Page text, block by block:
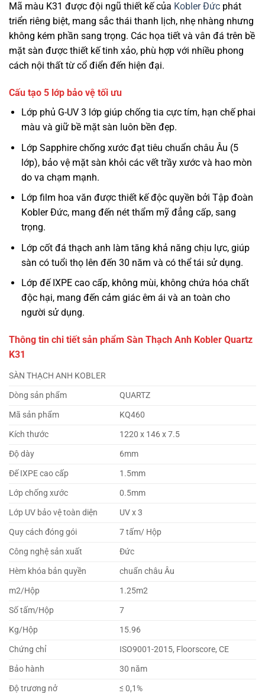
Mã màu K31 được đội ngũ thiết kế của Kobler Đức phát
triển riêng biệt, mang sắc thái thanh lịch, nhẹ nhàng nhưng
không kém phần sang trọng. Các họa tiết và vân đá trên bề
mặt sàn được thiết kế tinh xảo, phù hợp với nhiều phong
cách nội thất từ cổ điển đến hiện đại.
Cấu tạo 5 lớp bảo vệ tối ưu
Lớp phủ G-UV 3 lớp giúp chống tia cực tím, hạn chế phai
màu và giữ bề mặt sàn luôn bền đẹp.
Lớp Sapphire chống xước đạt tiêu chuẩn châu Âu (5
lớp), bảo vệ mặt sàn khỏi các vết trầy xước và hao mòn
do va chạm mạnh.
Lớp film hoa văn được thiết kế độc quyền bởi Tập đoàn
Kobler Đức, mang đến nét thẩm mỹ đẳng cấp, sang
trọng.
Lớp cốt đá thạch anh làm tăng khả năng chịu lực, giúp
sàn có tuổi thọ lên đến 30 năm và có thể tái sử dụng.
Lớp đế IXPE cao cấp, không mùi, không chứa hóa chất
độc hại, mang đến cảm giác êm ái và an toàn cho
người sử dụng.
Thông tin chi tiết sản phẩm Sàn Thạch Anh Kobler Quartz
K31
SÀN THẠCH ANH KOBLER
Dòng sản phẩm
QUARTZ
Mã sản phẩm
KQ460
Kích thước
1220 x 146 x 7.5
Độ dày
6mm
Đế IXPE cao cấp
1.5mm
Lớp chống xước
0.5mm
Lớp UV bảo vệ toàn diện
UV x 3
Quy cách đóng gói
7 tấm/ Hộp
Công nghệ sản xuất
Đức
Hèm khóa bản quyền
chuẩn châu Âu
m2/Hộp
1.25m2
Số tấm/Hộp
7
Kg/Hộp
15.96
Chứng chỉ
ISO9001-2015, Floorscore, CE
Bảo hành
30 năm
Độ trương nở
≤ 0,1%